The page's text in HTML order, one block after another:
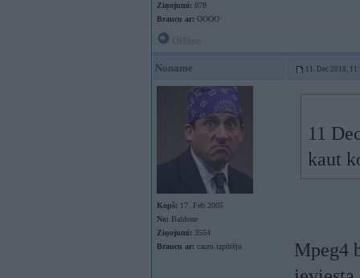
Ziņojumi: 878
Braucu ar: OOOO
Noname 11. Dec 2018,
Kopš: 17. Feb 2005
No: Baldone
Ziņojumi: 3554
Braucu ar: cauru izpūtēju
11
kaut
Mpeg4